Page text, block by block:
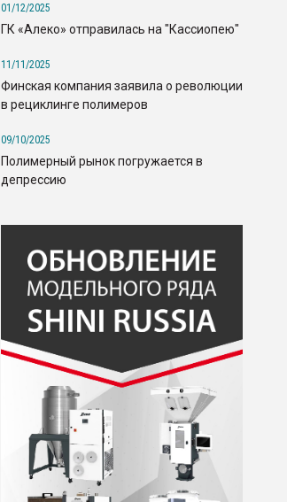
01/12/2025
ГК «Алеко» отправилась на "Кассиопею"
11/11/2025
Финская компания заявила о революции
в рециклинге полимеров
09/10/2025
Полимерный рынок погружается в
депрессию